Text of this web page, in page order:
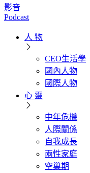
影音
Podcast
人 物
CEO生活學
國內人物
國際人物
心 靈
中年危機
人際關係
自我成長
兩性家庭
空巢期